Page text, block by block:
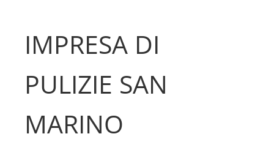
IMPRESA DI
PULIZIE SAN
MARINO